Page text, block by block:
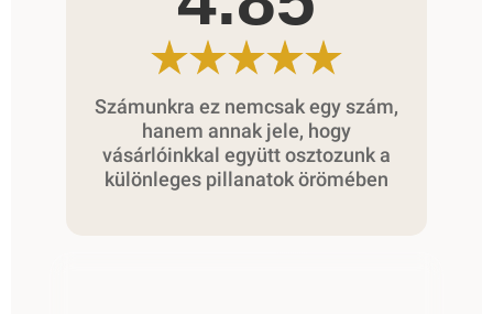
Számunkra ez nemcsak egy szám,
hanem annak jele, hogy
vásárlóinkkal együtt osztozunk a
különleges pillanatok örömében